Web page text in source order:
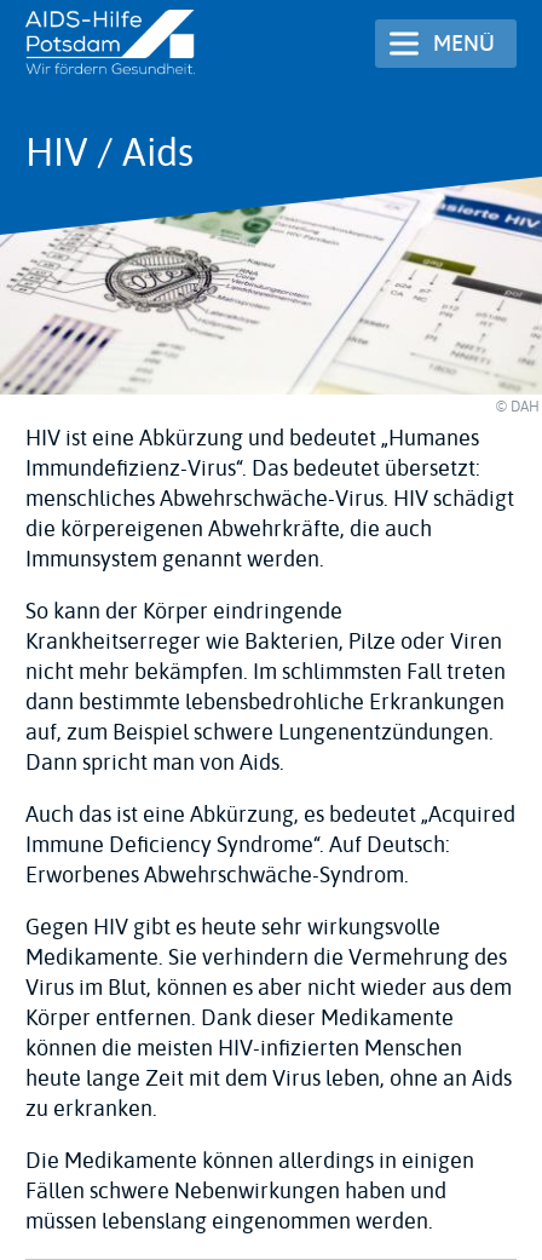
Direkt
zum
MENÜ
HIV / Aids
© DAH
HIV ist eine Abkürzung und bedeutet „Humanes
Immundefizienz-Virus“. Das bedeutet übersetzt:
menschliches Abwehrschwäche-Virus. HIV schädigt
die körpereigenen Abwehrkräfte, die auch
Immunsystem genannt werden.
So kann der Körper eindringende
Krankheitserreger wie Bakterien, Pilze oder Viren
nicht mehr bekämpfen. Im schlimmsten Fall treten
dann bestimmte lebensbedrohliche Erkrankungen
auf, zum Beispiel schwere Lungenentzündungen.
Dann spricht man von Aids.
Auch das ist eine Abkürzung, es bedeutet „Acquired
Immune Deficiency Syndrome“. Auf Deutsch:
Erworbenes Abwehrschwäche-Syndrom.
Gegen HIV gibt es heute sehr wirkungsvolle
Medikamente. Sie verhindern die Vermehrung des
Virus im Blut, können es aber nicht wieder aus dem
Körper entfernen. Dank dieser Medikamente
können die meisten HIV-infizierten Menschen
heute lange Zeit mit dem Virus leben, ohne an Aids
zu erkranken.
Die Medikamente können allerdings in einigen
Fällen schwere Nebenwirkungen haben und
müssen lebenslang eingenommen werden.